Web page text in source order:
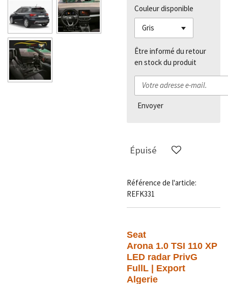
Couleur disponible
Être informé du retour
en stock du produit
Envoyer
Épuisé
Référence de l'article:
REFK331
Seat
Arona 1.0 TSI 110 XP
LED radar PrivG
FullL | Export
Algerie